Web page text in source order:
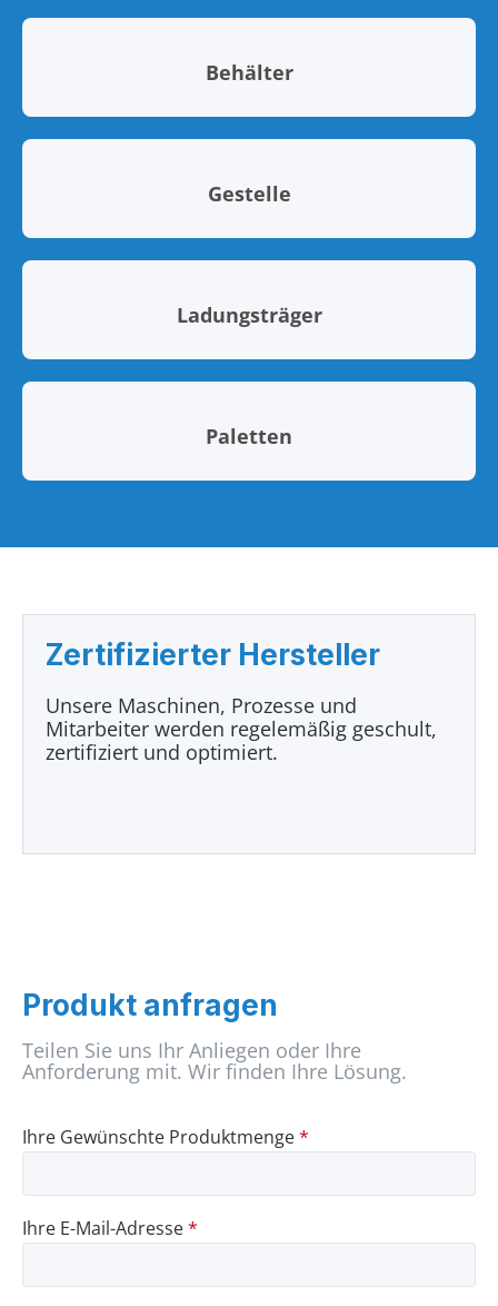
Behälter
Gestelle
Ladungsträger
Paletten
Zertifizierter Hersteller
Unsere Maschinen, Prozesse und
Mitarbeiter werden regelemäßig geschult,
zertifiziert und optimiert.
Produkt anfragen
Teilen Sie uns Ihr Anliegen oder Ihre
Anforderung mit. Wir finden Ihre Lösung.
Ihre Gewünschte Produktmenge*
Ihre E-Mail-Adresse*